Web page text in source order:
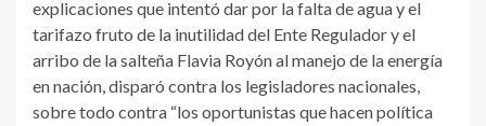
explicaciones que intentó dar por la falta de agua y el
tarifazo fruto de la inutilidad del Ente Regulador y el
arribo de la salteña Flavia Royón al manejo de la energía
en nación, disparó contra los legisladores nacionales,
sobre todo contra “los oportunistas que hacen política